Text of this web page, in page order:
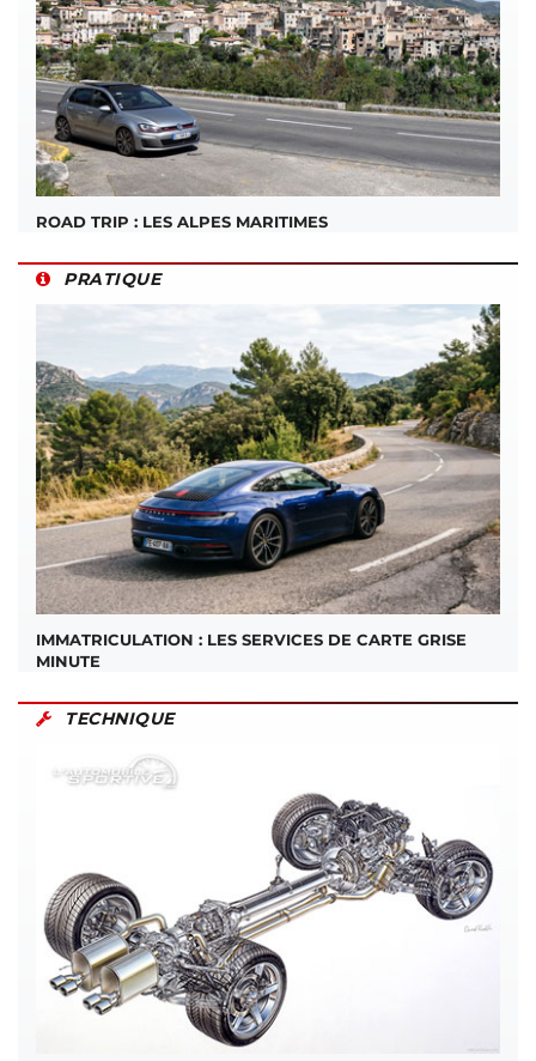
ROAD TRIP : LES ALPES MARITIMES
PRATIQUE
IMMATRICULATION : LES SERVICES DE CARTE GRISE
MINUTE
TECHNIQUE